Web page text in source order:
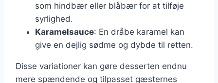
som hindbær eller blåbær for at tilføje
syrlighed.
Karamelsauce: En dråbe karamel kan
give en dejlig sødme og dybde til retten.
Disse variationer kan gøre desserten endnu
mere spændende og tilpasset gæsternes